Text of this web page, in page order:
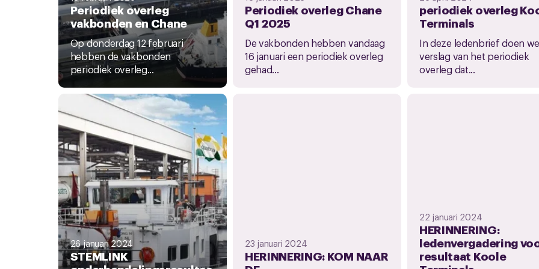
Periodiek overleg
vakbonden en Chane
Op donderdag 12 februari
hebben de vakbonden
periodiek overleg...
Periodiek overleg Chane
Q1 2025
De vakbonden hebben vandaag
16 januari een periodiek overleg
gehad...
periodiek overleg
Terminals
In deze ledenbrief doen
verslag van het periodiek
overleg dat...
26 januari 2024
STEMLINK
23 januari 2024
HERINNERING: KOM NAAR
22 januari 2024
HERINNERING:
ledenvergadering
resultaat Koole